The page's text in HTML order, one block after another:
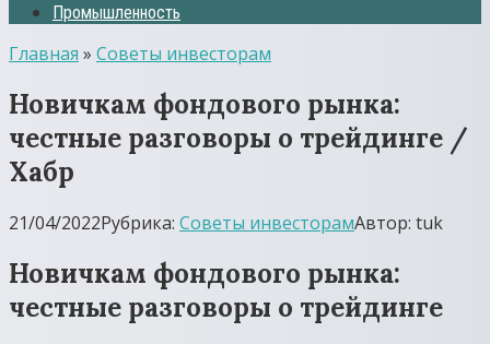
Промышленность
Главная » Советы инвесторам
Новичкам фондового рынка:
честные разговоры о трейдинге /
Хабр
21/04/2022Рубрика: Советы инвесторамАвтор: tuk
Новичкам фондового рынка:
честные разговоры о трейдинге